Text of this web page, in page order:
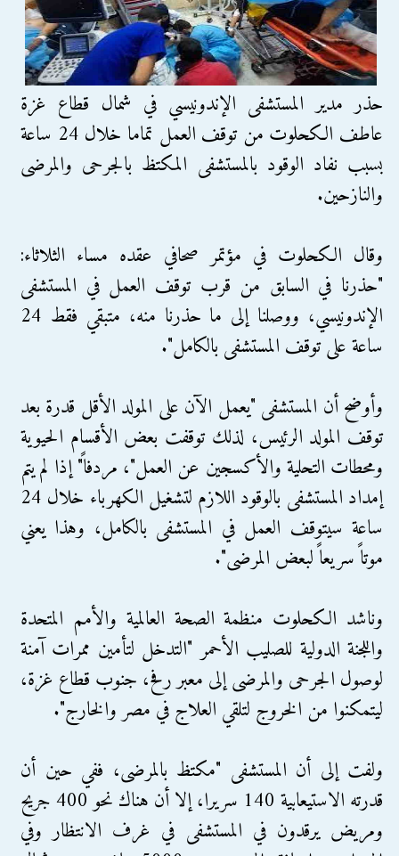
حذر مدير المستشفى الإندونيسي في شمال قطاع غزة
عاطف الكحلوت من توقف العمل تماما خلال 24 ساعة
بسبب نفاد الوقود بالمستشفى المكتظ بالجرحى والمرضى
والنازحين.
وقال الكحلوت في مؤتمر صحافي عقده مساء الثلاثاء:
"حذرنا في السابق من قرب توقف العمل في المستشفى
الإندونيسي، ووصلنا إلى ما حذرنا منه، متبقي فقط 24
ساعة على توقف المستشفى بالكامل".
وأوضح أن المستشفى "يعمل الآن على المولد الأقل قدرة بعد
توقف المولد الرئيس، لذلك توقفت بعض الأقسام الحيوية
ومحطات التحلية والأكسجين عن العمل"، مردفاً" إذا لم يتم
إمداد المستشفى بالوقود اللازم لتشغيل الكهرباء خلال 24
ساعة سيتوقف العمل في المستشفى بالكامل، وهذا يعني
موتاً سريعاً لبعض المرضى".
وناشد الكحلوت منظمة الصحة العالمية والأمم المتحدة
واللجنة الدولية للصليب الأحمر "التدخل لتأمين ممرات آمنة
لوصول الجرحى والمرضى إلى معبر رفح، جنوب قطاع غزة،
ليتمكنوا من الخروج لتلقي العلاج في مصر والخارج".
ولفت إلى أن المستشفى "مكتظ بالمرضى، ففي حين أن
قدرته الاستيعابية 140 سريرا، إلا أن هناك نحو 400 جريح
ومريض يرقدون في المستشفى في غرف الانتظار وفي